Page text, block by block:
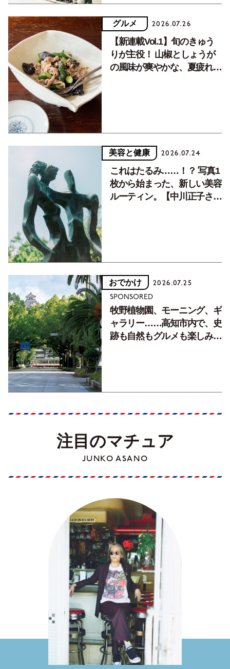
グルメ 2026.07.26
【新連載Vol.1】旬のきゅう
りが主役！ 山椒としょうが
の風味が爽やかな、夏疲れを
美容と健康 2026.07.24
これはたるみ……！？ 写真1
枚から始まった、新しい美容
ルーティン。【中川正子さん
おでかけ 2026.07.25
SPONSORED
牧野植物園、モーニング、ギ
ャラリー……高知市内で、史
跡も自然もグルメも楽しみ尽
注目のマチュア
JUNKO ASANO